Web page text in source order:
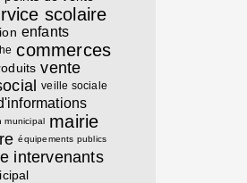
scolaire
enfants
commerces
vente
veille sociale
municipal mairie
équipements publics
intervenants